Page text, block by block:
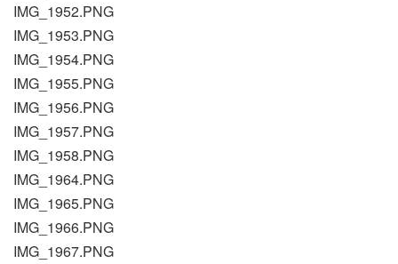
IMG_1952.PNG
IMG_1953.PNG
IMG_1954.PNG
IMG_1955.PNG
IMG_1956.PNG
IMG_1957.PNG
IMG_1958.PNG
IMG_1964.PNG
IMG_1965.PNG
IMG_1966.PNG
IMG_1967.PNG